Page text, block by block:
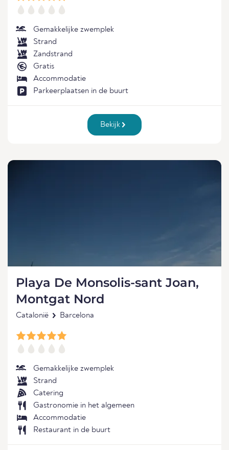
Gemakkelijke zwemplek
Strand
Zandstrand
Gratis
Accommodatie
Parkeerplaatsen in de buurt
Bekijk
Playa De Monsolis-sant Joan,
Montgat Nord
Catalonië Barcelona
Gemakkelijke zwemplek
Strand
Catering
Gastronomie in het algemeen
Accommodatie
Restaurant in de buurt